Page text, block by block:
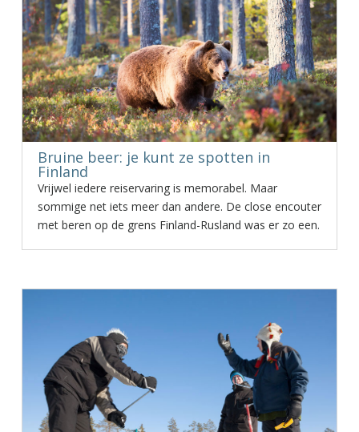
Bruine beer: je kunt ze spotten in
Finland
Vrijwel iedere reiservaring is memorabel. Maar
sommige net iets meer dan andere. De close encouter
met beren op de grens Finland-Rusland was er zo een.